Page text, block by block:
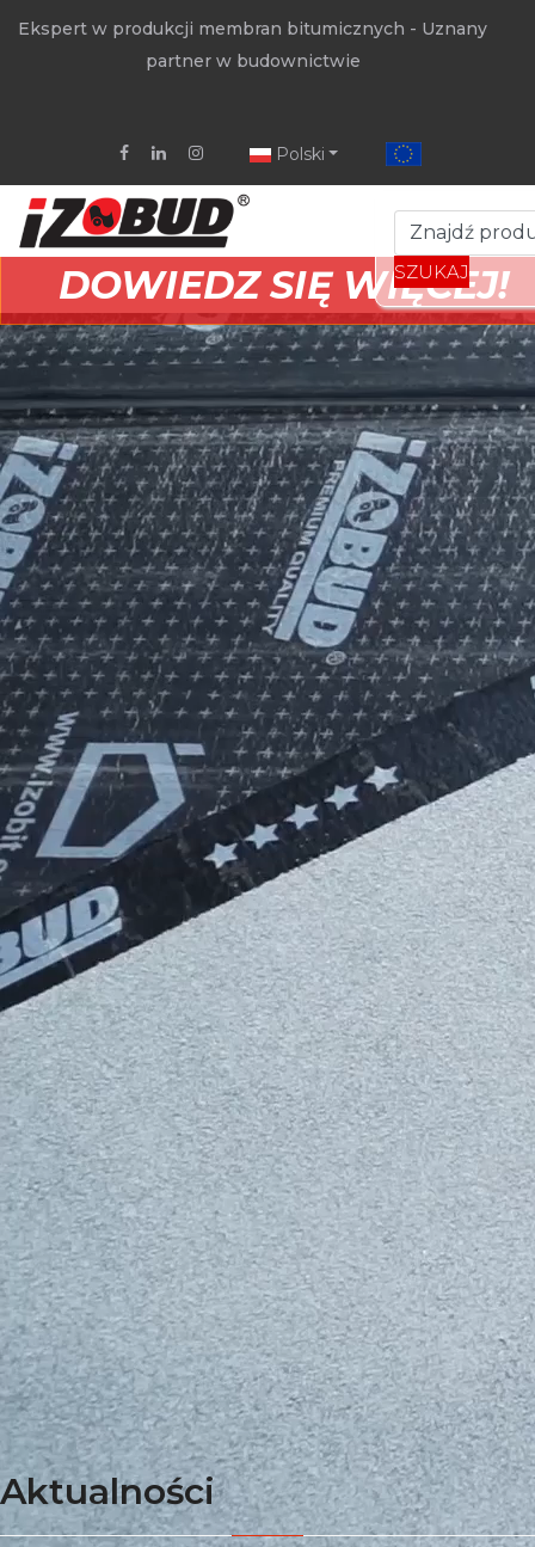
Ekspert w produkcji membran bitumicznych - Uznany
partner w budownictwie
Polski
DOWIEDZ SIĘ WIĘCEJ!
Aktualności
SZUKAJ